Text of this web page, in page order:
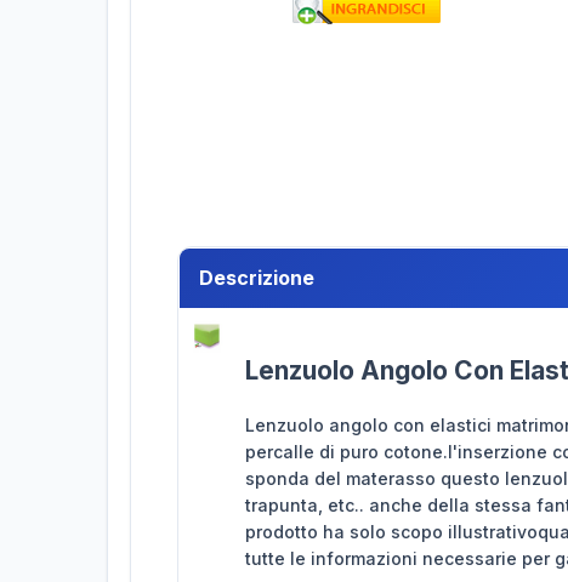
Descrizione
Lenzuolo Angolo Con
Lenzuolo angolo con elastici
percalle di puro cotone.l'inserzione
sponda del materasso questo
trapunta, etc.. anche della stessa
prodotto ha solo scopo
tutte le informazioni necessarie per